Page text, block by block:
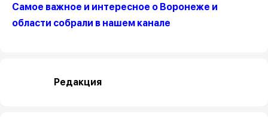
Самое важное и интересное о Воронеже и
области собрали в нашем канале
Редакция